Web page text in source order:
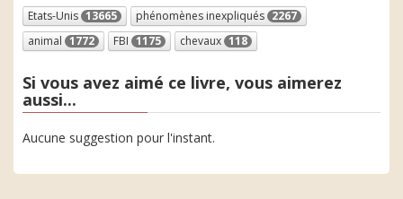
Etats-Unis 13665 phénomènes inexpliqués 2267
animal 1772 FBI 1175 chevaux 118
Si vous avez aimé ce livre, vous aimerez
aussi...
Aucune suggestion pour l'instant.